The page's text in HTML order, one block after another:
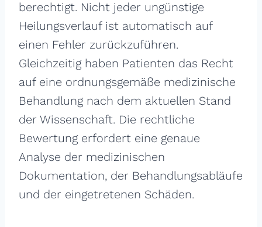
berechtigt. Nicht jeder ungünstige
Heilungsverlauf ist automatisch auf
einen Fehler zurückzuführen.
Gleichzeitig haben Patienten das Recht
auf eine ordnungsgemäße medizinische
Behandlung nach dem aktuellen Stand
der Wissenschaft. Die rechtliche
Bewertung erfordert eine genaue
Analyse der medizinischen
Dokumentation, der Behandlungsabläufe
und der eingetretenen Schäden.